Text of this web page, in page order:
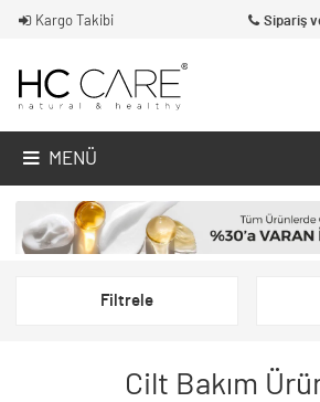
Kargo Takibi Sipariş
MENÜ
Filtrele
Cilt Bakım